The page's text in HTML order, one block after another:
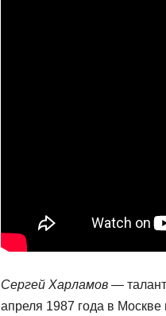
Сергей Харламов —
апреля 1987 года в Москве